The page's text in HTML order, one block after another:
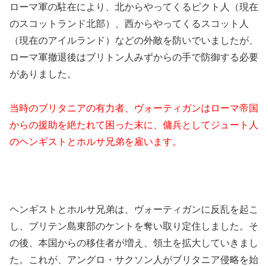
ローマ軍の駐在により、北からやってくるピクト人（現在
のスコットランド北部）、西からやってくるスコット人
（現在のアイルランド）などの外敵を防いでいましたが、
ローマ軍撤退後はブリトン人みずからの手で防御する必要
がありました。
当時のブリタニアの有力者、ヴォーティガンはローマ帝国
からの援助を絶たれて困った末に、傭兵としてジュート人
のヘンギストとホルサ兄弟を雇います。
ヘンギストとホルサ兄弟は、ヴォーティガンに反乱を起こ
し、ブリテン島東部のケントを奪い取り定住しました。そ
の後、本国からの移住者が増え、領土を拡大していきまし
た。これが、アングロ・サクソン人がブリタニア侵略を始